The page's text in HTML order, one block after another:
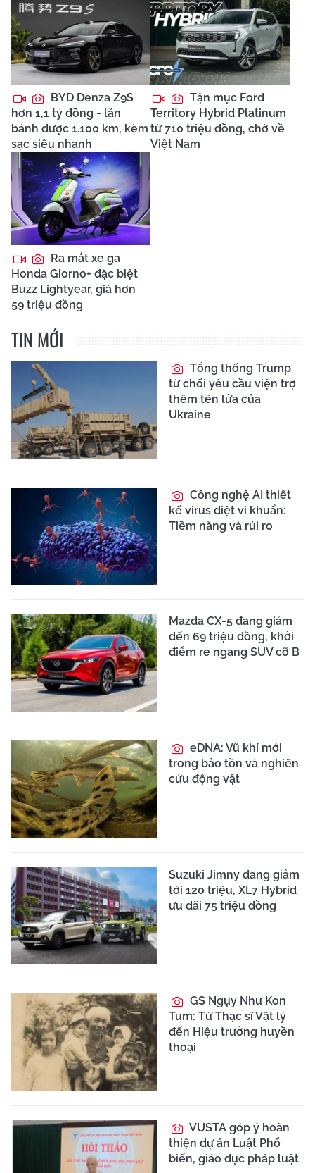
BYD Denza Z9S
hơn 1,1 tỷ đồng - lăn
bánh được 1.100 km, kèm
sạc siêu nhanh
Tận mục Ford
Territory Hybrid Platinum
từ 710 triệu đồng, chờ về
Việt Nam
Ra mắt xe ga
Honda Giorno+ đặc biệt
Buzz Lightyear, giá hơn
59 triệu đồng
TIN MỚI
Tổng thống Trump
từ chối yêu cầu viện trợ
thêm tên lửa của
Ukraine
Công nghệ AI thiết
kế virus diệt vi khuẩn:
Tiềm năng và rủi ro
Mazda CX-5 đang giảm
đến 69 triệu đồng, khởi
điểm rẻ ngang SUV cỡ B
eDNA: Vũ khí mới
trong bảo tồn và nghiên
cứu động vật
Suzuki Jimny đang giảm
tới 120 triệu, XL7 Hybrid
ưu đãi 75 triệu đồng
GS Ngụy Như Kon
Tum: Từ Thạc sĩ Vật lý
đến Hiệu trưởng huyền
thoại
VUSTA góp ý hoàn
thiện dự án Luật Phổ
biến, giáo dục pháp luật